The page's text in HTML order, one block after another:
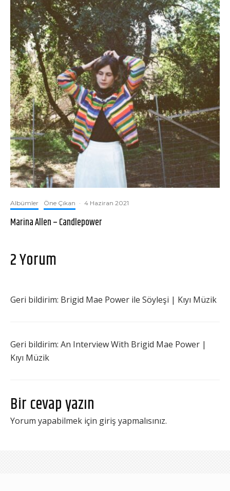
Albümler Öne Çıkan · 4 Haziran 2021
Marina Allen – Candlepower
2 Yorum
Geri bildirim: Brigid Mae Power ile Söyleşi | Kıyı Müzik
Geri bildirim: An Interview With Brigid Mae Power |
Kıyı Müzik
Bir cevap yazın
Yorum yapabilmek için giriş yapmalısınız.